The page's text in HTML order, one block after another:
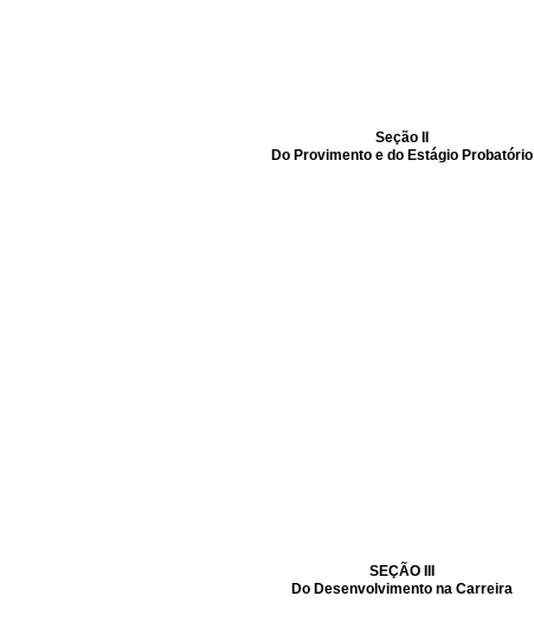
Seção II
Do Provimento e do Estágio Probatório
SEÇÃO III
Do Desenvolvimento na Carreira